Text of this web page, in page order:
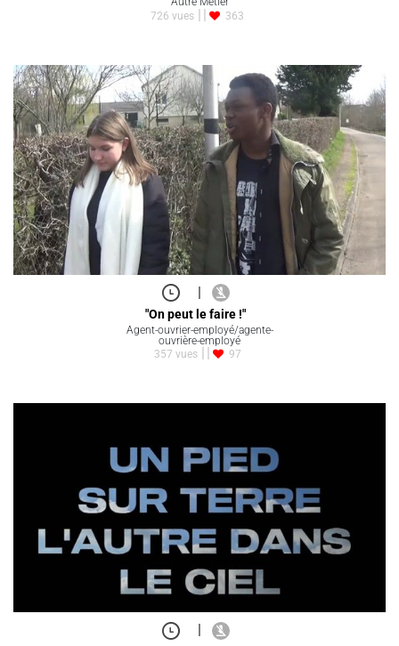
726 vues
363
|
"On peut le faire !"
Agent-ouvrier-employé/agente-
ouvrière-employé
357 vues
97
|